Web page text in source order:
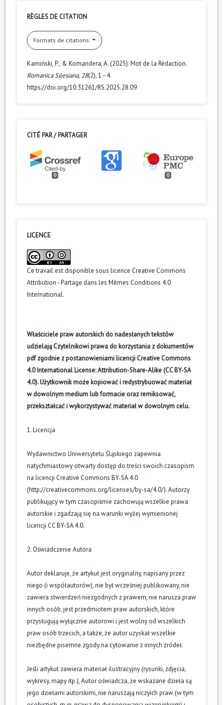
RÈGLES DE CITATION
Formats de citations
Kamiński, P., & Komandera, A. (2025). Mot de la Rédaction.
Romanica Silesiana, 28(2), 1–4.
https://doi.org/10.31261/RS.2025.28.09
CITÉ PAR / PARTAGER
0 0
LICENCE
Ce travail est disponible sous licence Creative Commons
Attribution - Partage dans les Mêmes Conditions 4.0
International.
Właściciele praw autorskich do nadesłanych tekstów
udzielają Czytelnikowi prawa do korzystania z dokumentów
pdf zgodnie z postanowieniami licencji Creative Commons
4.0 International License: Attribution-Share-Alike (CC BY-SA
4.0). Użytkownik może kopiować i redystrybuować materiał
w dowolnym medium lub formacie oraz remiksować,
przekształcać i wykorzystywać materiał w dowolnym celu.
1. Licencja
Wydawnictwo Uniwersytetu Śląskiego zapewnia
natychmiastowy otwarty dostęp do treści swoich czasopism
na licencji Creative Commons BY-SA 4.0
(http://creativecommons.org/licenses/by-sa/4.0/). Autorzy
publikujący w tym czasopiśmie zachowują wszelkie prawa
autorskie i zgadzają się na warunki wyżej wymienionej
licencji CC BY-SA 4.0.
2. Oświadczenie Autora
Autor deklaruje, że artykuł jest oryginalny, napisany przez
niego (i współautorów), nie był wcześniej publikowany, nie
zawiera stwierdzeń niezgodnych z prawem, nie narusza praw
innych osób, jest przedmiotem praw autorskich, które
przysługują wyłącznie autorowi i jest wolny od wszelkich
praw osób trzecich, a także, że autor uzyskał wszelkie
niezbędne pisemne zgody na cytowanie z innych źródeł.
Jeśli artykuł zawiera materiał ilustracyjny (rysunki, zdjęcia,
wykresy, mapy itp.), Autor oświadcza, że wskazane dzieła są
jego dziełami autorskimi, nie naruszają niczyich praw (w tym